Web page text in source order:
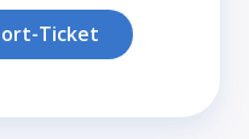
Ticket